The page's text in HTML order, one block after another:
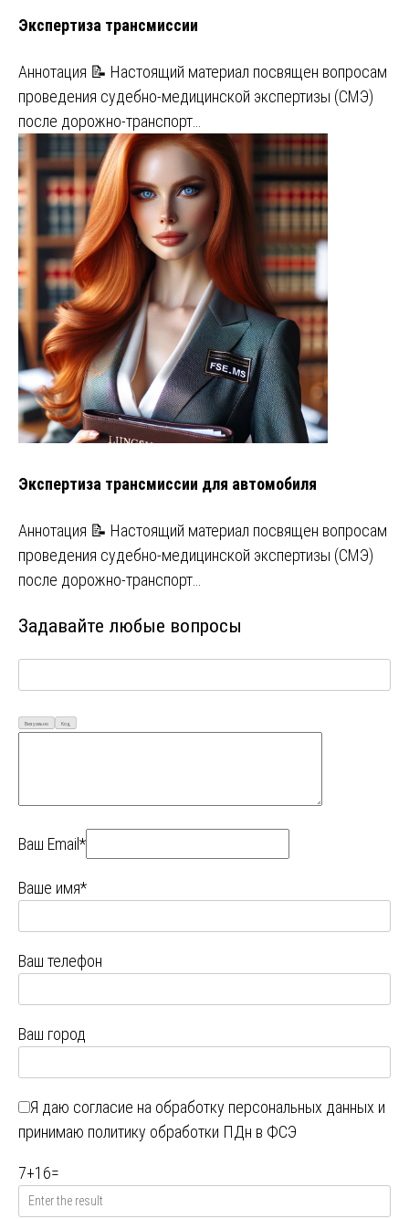
Экспертиза трансмиссии
Аннотация 📝 Настоящий материал посвящен вопросам
проведения судебно-медицинской экспертизы (СМЭ)
после дорожно-транспорт…
Экспертиза трансмиссии для автомобиля
Аннотация 📝 Настоящий материал посвящен вопросам
проведения судебно-медицинской экспертизы (СМЭ)
после дорожно-транспорт…
Задавайте любые вопросы
Визуально Код
Ваш Email*
Ваше имя*
Ваш телефон
Ваш город
Я даю согласие на обработку персональных данных и
принимаю политику обработки ПДн в ФСЭ
7+16=